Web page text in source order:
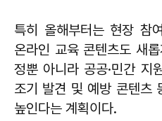
특히 올해부터는 현장 참
온라인 교육 콘텐츠도 새
정뿐 아니라 공공·민간 지
조기 발견 및 예방 콘텐츠
높인다는 계획이다.